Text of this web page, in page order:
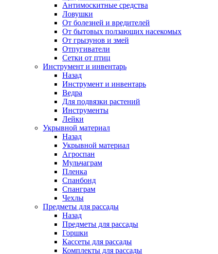
Антимоскитные средства
Ловушки
От болезней и вредителей
От бытовых ползающих насекомых
От грызунов и змей
Отпугиватели
Сетки от птиц
Инструмент и инвентарь
Назад
Инструмент и инвентарь
Ведра
Для подвязки растений
Инструменты
Лейки
Укрывной материал
Назад
Укрывной материал
Агроспан
Мульчаграм
Пленка
Спанбонд
Спанграм
Чехлы
Предметы для рассады
Назад
Предметы для рассады
Горшки
Кассеты для рассады
Комплекты для рассады